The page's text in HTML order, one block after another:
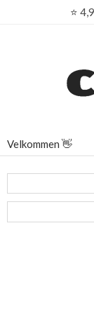
⭐
Velkommen 👋